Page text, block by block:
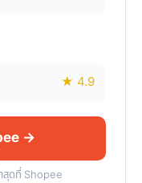
★ 4.9
→
สุดที่ Shopee